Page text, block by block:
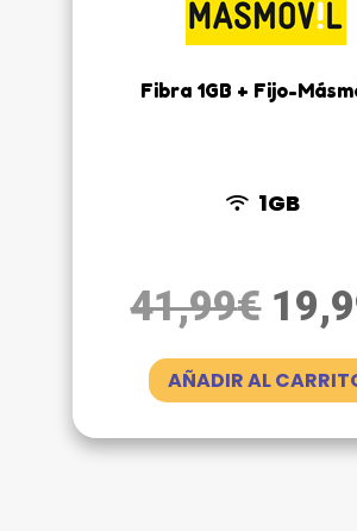
Fibra 1GB + Fijo-
1GB
41,99€ El
era:
AÑADIR AL